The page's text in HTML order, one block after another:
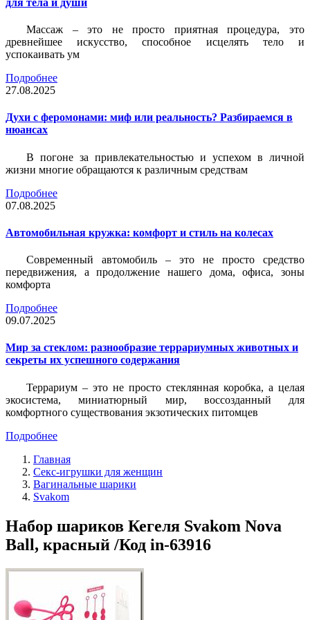
Массаж – это не просто приятная процедура, это
древнейшее искусство, способное исцелять тело и
успокаивать ум
Подробнее
27.08.2025
Духи с феромонами: миф или реальность? Разбираемся в
нюансах
В погоне за привлекательностью и успехом в личной
жизни многие обращаются к различным средствам
Подробнее
07.08.2025
Автомобильная кружка: комфорт и стиль на колесах
Современный автомобиль – это не просто средство
передвижения, а продолжение нашего дома, офиса, зоны
комфорта
Подробнее
09.07.2025
Мир за стеклом: разнообразие террариумных животных и
секреты их успешного содержания
Террариум – это не просто стеклянная коробка, а целая
экосистема, миниатюрный мир, воссозданный для
комфортного существования экзотических питомцев
Подробнее
Главная
Секс-игрушки для женщин
Вагинальные шарики
Svakom
Набор шариков Кегеля Svakom Nova
Ball, красный /Код in-63916